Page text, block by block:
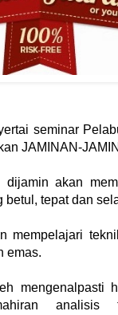
seminar
JAMINAN-
akan
betul, tepat dan
mempelajari
emas.
mengenalpasti